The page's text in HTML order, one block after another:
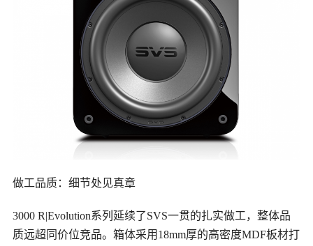
做工品质：细节处见真章
3000 R|Evolution系列延续了SVS一贯的扎实做工，整体品
质远超同价位竞品。箱体采用18mm厚的高密度MDF板材打